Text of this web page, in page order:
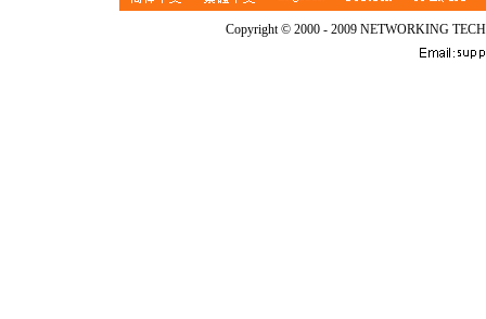
Copyright © 2000 - 2009 NETWORKING